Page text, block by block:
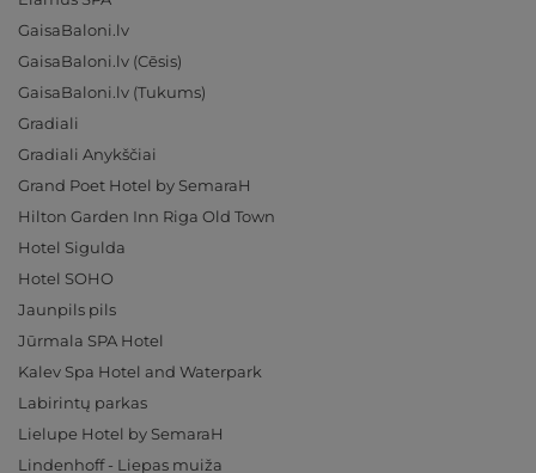
GaisaBaloni.lv
GaisaBaloni.lv (Cēsis)
GaisaBaloni.lv (Tukums)
Gradiali
Gradiali Anykščiai
Grand Poet Hotel by SemaraH
Hilton Garden Inn Riga Old Town
Hotel Sigulda
Hotel SOHO
Jaunpils pils
Jūrmala SPA Hotel
Kalev Spa Hotel and Waterpark
Labirintų parkas
Lielupe Hotel by SemaraH
Lindenhoff - Liepas muiža